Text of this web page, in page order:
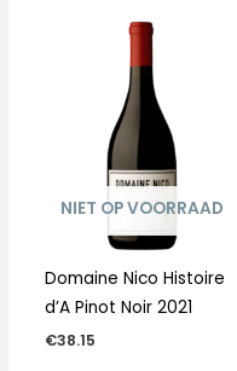
NIET OP VOORRAAD
Domaine Nico Histoire
d’A Pinot Noir 2021
€38.15